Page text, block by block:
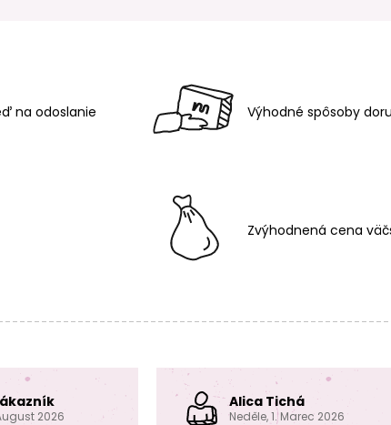
na odoslanie Výhodné spôsoby
Zvýhodnená cena
2026
Alica Tichá
Neděle, 1. Marec 2026